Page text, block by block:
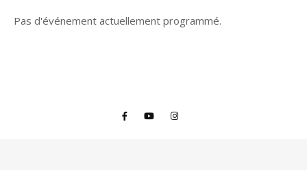
Pas d'événement actuellement programmé.